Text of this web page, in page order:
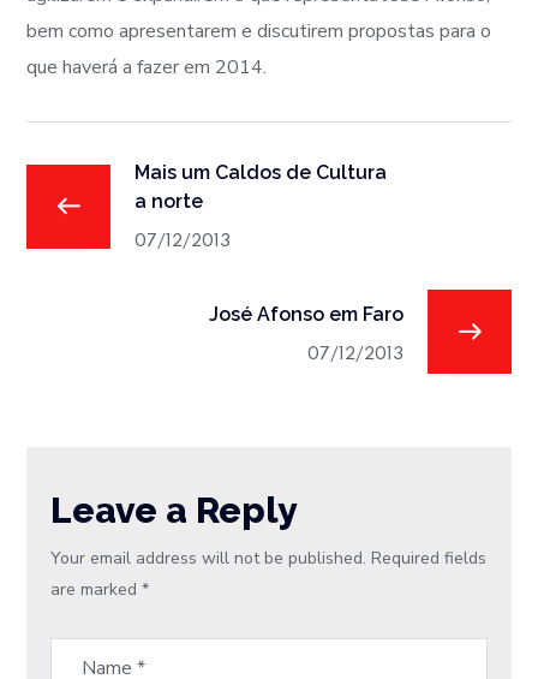
bem como apresentarem e discutirem propostas para o
que haverá a fazer em 2014.
Mais um Caldos de Cultura
a norte
07/12/2013
José Afonso em Faro
07/12/2013
Leave a Reply
Your email address will not be published. Required fields
are marked*